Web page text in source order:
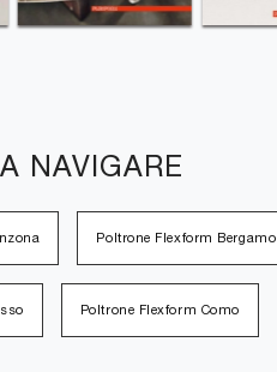
NAVIGARE
Poltrone Flexform Bergamo
Poltrone Flexform Como